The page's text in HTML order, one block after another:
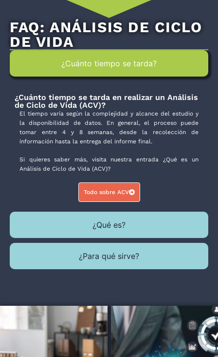
FAQ: ANÁLISIS DE CICLO
DE VIDA
¿Cuánto tiempo se tarda?
¿Qué es?
¿Para qué sirve?
¿Cuánto tiempo se tarda en realizar un Análisis
de Ciclo de Vida (ACV)?
El tiempo varía según la complejidad y alcance del estudio y
la disponibilidad de datos. En general, el proceso puede
tomar entre 4 y 8 semanas, desde la recolección de
información hasta la entrega del informe final.
Si quieres saber más, visita nuestra entrada ¿Qué es un
Análisis de Ciclo de Vida (ACV)?
Todo sobre ACV